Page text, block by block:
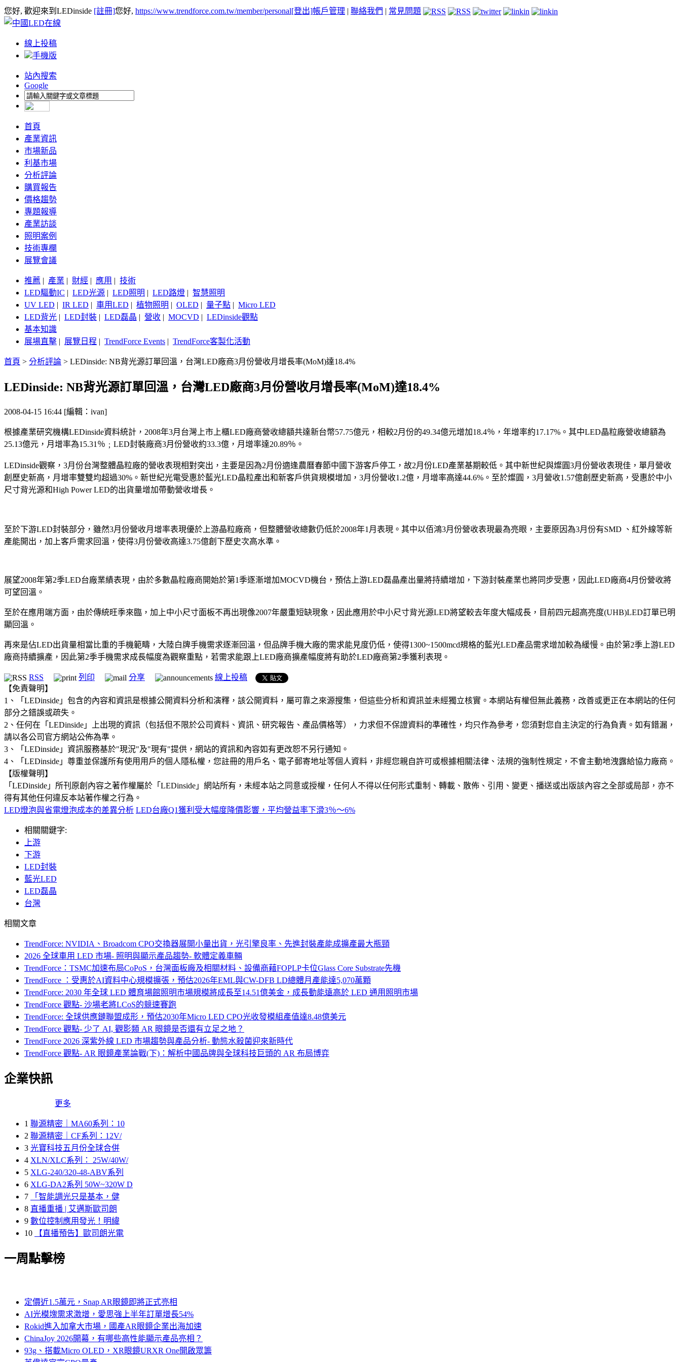
您好, 歡迎來到LEDinside [註冊]您好, https://www.trendforce.com.tw/member/personal[登出]帳戶管理 | 聯絡我們 | 常見問題
線上投稿
手機版
站內搜索
Google
首頁
產業資訊
市場新品
利基市場
分析評論
購買報告
價格趨勢
專題報導
產業訪談
照明案例
技術專欄
展覽會議
推薦 | 產業 | 財經 | 應用 | 技術
LED驅動IC | LED光源 | LED照明 | LED路燈 | 智慧照明
UV LED | IR LED | 車用LED | 植物照明 | OLED | 量子點 | Micro LED
LED背光 | LED封裝 | LED磊晶 | 營收 | MOCVD | LEDinside觀點
基本知識
展場直擊 | 展覽日程 | TrendForce Events | TrendForce客製化活動
首頁 > 分析評論 > LEDinside: NB背光源訂單回溫，台灣LED廠商3月份營收月增長率(MoM)達18.4%
LEDinside: NB背光源訂單回溫，台灣LED廠商3月份營收月增長率(MoM)達18.4%
2008-04-15 16:44 [編輯：ivan]
根據產業研究機構LEDinside資料統計，2008年3月台灣上市上櫃LED廠商營收總額共達新台幣57.75億元，相較2月份的49.34億元增加18.4％，年增率約17.17%。其中LED晶粒廠營收總額為
25.13億元，月增率為15.31％﹔LED封裝廠商3月份營收約33.3億，月增率達20.89％。
LEDinside觀察，3月份台灣整體晶粒廠的營收表現相對突出，主要是因為2月份適逢農曆春節中國下游客戶停工，故2月份LED產業基期較低。其中新世紀與燦圓3月份營收表現佳，單月營收
創歷史新高，月增率雙雙均超過30%。新世紀光電受惠於藍光LED晶粒產出和新客戶供貨規模增加，3月份營收1.2億，月增率高達44.6%。至於燦圓，3月營收1.57億創歷史新高，受惠於中小
尺寸背光源和High Power LED的出貨量增加帶動營收增長。
至於下游LED封裝部分，雖然3月份營收月增率表現優於上游晶粒廠商，但整體營收總數仍低於2008年1月表現。其中以佰鴻3月份營收表現最為亮眼，主要原因為3月份有SMD 、紅外線等新
產能開出，加上客戶需求回溫，使得3月份營收高達3.75億創下歷史次高水準。
展望2008年第2季LED台廠業績表現，由於多數晶粒廠商開始於第1季逐漸增加MOCVD機台，預估上游LED磊晶產出量將持續增加，下游封裝產業也將同步受惠，因此LED廠商4月份營收將
可望回溫。
至於在應用端方面，由於傳統旺季來臨，加上中小尺寸面板不再出現像2007年嚴重短缺現象，因此應用於中小尺寸背光源LED將望較去年度大幅成長，目前四元超高亮度(UHB)LED訂單已明
顯回溫。
再來是佔LED出貨量相當比重的手機範疇，大陸白牌手機需求逐漸回溫，但品牌手機大廠的需求能見度仍低，使得1300~1500mcd規格的藍光LED產品需求增加較為緩慢。由於第2季上游LED
廠商持續擴產，因此第2季手機需求成長幅度為觀察重點，若需求能跟上LED廠商擴產幅度將有助於LED廠商第2季獲利表現。
RSS 列印 分享
線上投稿
【免責聲明】
1、「LEDinside」包含的內容和資訊是根據公開資料分析和演釋，該公開資料，屬可靠之來源搜集，但這些分析和資訊並未經獨立核實。本網站有權但無此義務，改善或更正在本網站的任何
部分之錯誤或疏失。
2、任何在「LEDinside」上出現的資訊（包括但不限於公司資料、資訊、研究報告、產品價格等），力求但不保證資料的準確性，均只作為參考，您須對您自主決定的行為負責。如有錯漏，
請以各公司官方網站公佈為準。
3、「LEDinside」資訊服務基於"現況"及"現有"提供，網站的資訊和內容如有更改恕不另行通知。
4、「LEDinside」尊重並保護所有使用用戶的個人隱私權，您註冊的用戶名、電子郵寄地址等個人資料，非經您親自許可或根據相關法律、法規的強制性規定，不會主動地洩露給協力廠商。
【版權聲明】
「LEDinside」所刊原創內容之著作權屬於「LEDinside」網站所有，未經本站之同意或授權，任何人不得以任何形式重制、轉載、散佈、引用、變更、播送或出版該內容之全部或局部，亦不
得有其他任何違反本站著作權之行為。
LED燈泡與省電燈泡成本的差異分析 LED台廠Q1獲利受大幅度降價影響，平均營益率下滑3％～6%
相關關鍵字:
上游
下游
LED封裝
藍光LED
LED磊晶
台灣
相關文章
TrendForce: NVIDIA、Broadcom CPO交換器展開小量出貨，光引擎良率、先進封裝產能成擴產最大瓶頸
2026 全球車用 LED 市場- 照明與顯示產品趨勢- 軟體定義車輛
TrendForce：TSMC加速布局CoPoS，台灣面板廠及相關材料、設備商藉FOPLP卡位Glass Core Substrate先機
TrendForce ：受惠於AI資料中心規模擴張，預估2026年EML與CW-DFB LD總體月產能達5,070萬顆
TrendForce: 2030 年全球 LED 體育場館照明市場規模將成長至14.51億美金，成長動能遠高於 LED 通用照明市場
TrendForce 觀點- 沙場老將LCoS的競速賽跑
TrendForce: 全球供應鏈聯盟成形，預估2030年Micro LED CPO光收發模組產值達8.48億美元
TrendForce 觀點- 少了 AI, 觀影類 AR 眼鏡是否還有立足之地？
TrendForce 2026 深紫外線 LED 市場趨勢與產品分析- 動態水殺菌迎來新時代
TrendForce 觀點- AR 眼鏡產業論戰(下)：解析中國品牌與全球科技巨頭的 AR 布局博弈
企業快訊
更多
1 聯源精密｜MA60系列：10
2 聯源精密｜CF系列：12V/
3 光寶科技五月份全球合併
4 XLN/XLC系列： 25W/40W/
5 XLG-240/320-48-ABV系列
6 XLG-DA2系列 50W~320W D
7
「智能調光只是基本，健
8 直播重播 | 艾邁斯歐司朗
9 數位控制應用發光！明緯
10
【直播預告】歐司朗光電
一周點擊榜
定價近1.5萬元，Snap AR眼鏡即將正式亮相
AI光模塊需求激增，愛思強上半年訂單增長54%
Rokid進入加拿大市場，國產AR眼鏡企業出海加速
ChinaJoy 2026開幕，有哪些高性能顯示產品亮相？
93g、搭載Micro OLED，XR眼鏡URXR One開啟眾籌